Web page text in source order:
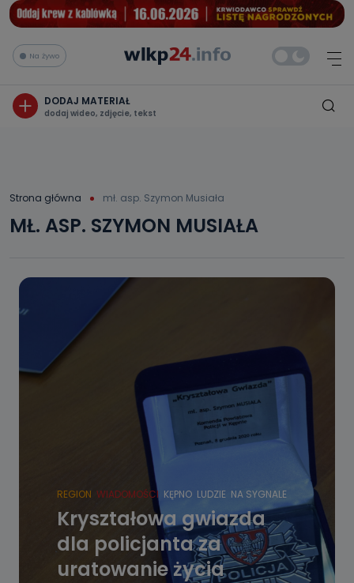
Na żywo
DODAJ MATERIAŁ
dodaj wideo, zdjęcie, tekst
Strona główna mł. asp. Szymon Musiała
MŁ. ASP. SZYMON MUSIAŁA
REGION WIADOMOŚCI KĘPNO LUDZIE NA SYGNALE
Kryształowa gwiazda
dla policjanta za
uratowanie życia